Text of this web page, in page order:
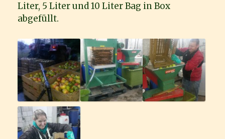
Liter, 5 Liter und 10 Liter Bag in Box
abgefüllt.